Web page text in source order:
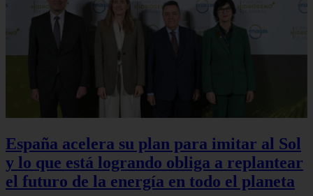
España acelera su plan para imitar al Sol
y lo que está logrando obliga a replantear
el futuro de la energía en todo el planeta